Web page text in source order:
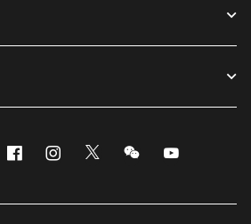
Facebook
新しいウィンドウで開く
Instagram
新しいウィンドウで開く
Twitter
新しいウィンドウで開く
Messenger
新しいウィンドウ
新しいウィ